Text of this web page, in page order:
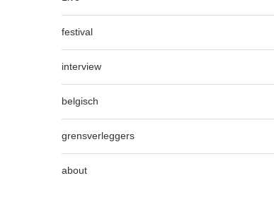
festival
interview
belgisch
grensverleggers
about